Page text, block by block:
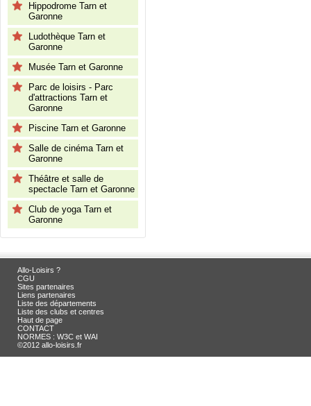
Hippodrome Tarn et
Garonne
Ludothèque Tarn et
Garonne
Musée Tarn et Garonne
Parc de loisirs - Parc
d'attractions Tarn et
Garonne
Piscine Tarn et Garonne
Salle de cinéma Tarn et
Garonne
Théâtre et salle de
spectacle Tarn et Garonne
Club de yoga Tarn et
Garonne
Allo-Loisirs ?
CGU
Sites partenaires
Liens partenaires
Liste des départements
Liste des clubs et centres
Haut de page
CONTACT
NORMES : W3C et WAI
©2012 allo-loisirs.fr